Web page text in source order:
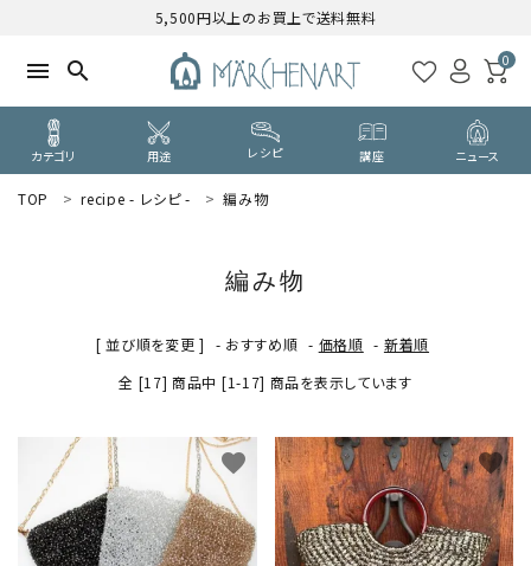
5,500円以上のお買上で送料無料
menu search 0
カテゴリ 用途 レシピ 講座 ニュース
新規会員登録
CATEGORY
カテゴリーから探す
PURPOSE
用途から探す
TOP recipe - レシピ - 編み物
編み物
[ 並び順を変更 ] - おすすめ順 - 価格順 - 新着順
全 [17] 商品中 [1-17] 商品を表示しています
favorite favorite